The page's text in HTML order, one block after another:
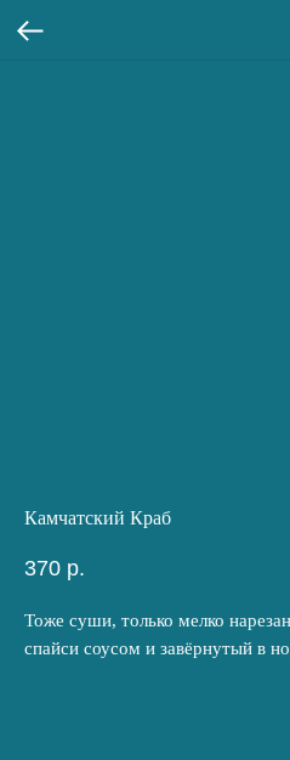
Камчатский Краб
370 р.
Тоже суши, только мелко
спайси соусом и завёрнутый в